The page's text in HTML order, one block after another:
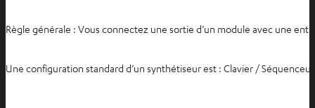
Règle générale : Vous connectez une sortie d’un module avec une
Une configuration standard d’un synthétiseur est : Clavier /